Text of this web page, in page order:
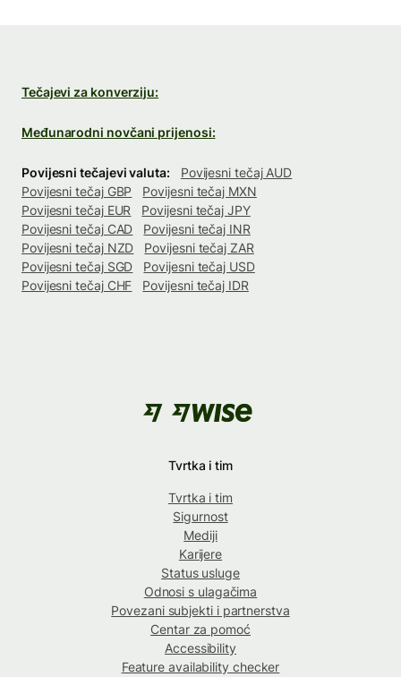
Tečajevi za konverziju:
Međunarodni novčani prijenosi:
Povijesni tečajevi valuta:
Povijesni tečaj AUD
Povijesni tečaj GBP
Povijesni tečaj MXN
Povijesni tečaj EUR
Povijesni tečaj JPY
Povijesni tečaj CAD
Povijesni tečaj INR
Povijesni tečaj NZD
Povijesni tečaj ZAR
Povijesni tečaj SGD
Povijesni tečaj USD
Povijesni tečaj CHF
Povijesni tečaj IDR
Tvrtka i tim
Tvrtka i tim
Sigurnost
Mediji
Karijere
Status usluge
Odnosi s ulagačima
Povezani subjekti i partnerstva
Centar za pomoć
Accessibility
Feature availability checker